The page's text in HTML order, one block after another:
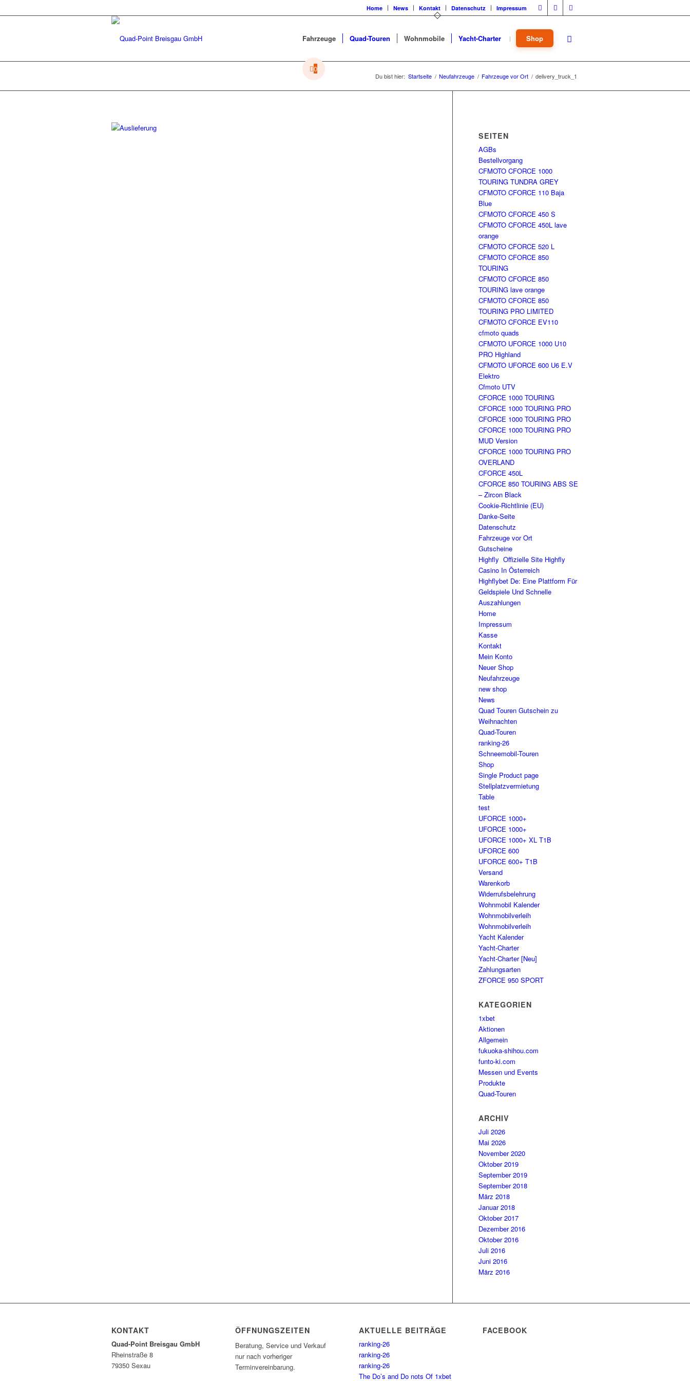
Home News Kontakt Datenschutz Impressum
Fahrzeuge Quad-Touren Wohnmobile Yacht-Charter Shop
0
Du bist hier: Startseite / Neufahrzeuge / Fahrzeuge vor Ort / delivery_truck_1
SEITEN
AGBs
Bestellvorgang
CFMOTO CFORCE 1000
TOURING TUNDRA GREY
CFMOTO CFORCE 110 Baja
Blue
CFMOTO CFORCE 450 S
CFMOTO CFORCE 450L lave
orange
CFMOTO CFORCE 520 L
CFMOTO CFORCE 850
TOURING
CFMOTO CFORCE 850
TOURING lave orange
CFMOTO CFORCE 850
TOURING PRO LIMITED
CFMOTO CFORCE EV110
cfmoto quads
CFMOTO UFORCE 1000 U10
PRO Highland
CFMOTO UFORCE 600 U6 E.V
Elektro
Cfmoto UTV
CFORCE 1000 TOURING
CFORCE 1000 TOURING PRO
CFORCE 1000 TOURING PRO
CFORCE 1000 TOURING PRO
MUD Version
CFORCE 1000 TOURING PRO
OVERLAND
CFORCE 450L
CFORCE 850 TOURING ABS SE
– Zircon Black
Cookie-Richtlinie (EU)
Danke-Seite
Datenschutz
Fahrzeuge vor Ort
Gutscheine
Highfly ️ Offizielle Site Highfly
Casino In Österreich
Highflybet De: Eine Plattform Für
Geldspiele Und Schnelle
Auszahlungen
Home
Impressum
Kasse
Kontakt
Mein Konto
Neuer Shop
Neufahrzeuge
new shop
News
Quad Touren Gutschein zu
Weihnachten
Quad-Touren
ranking-26
Schneemobil-Touren
Shop
Single Product page
Stellplatzvermietung
Table
test
UFORCE 1000+
UFORCE 1000+
UFORCE 1000+ XL T1B
UFORCE 600
UFORCE 600+ T1B
Versand
Warenkorb
Widerrufsbelehrung
Wohnmobil Kalender
Wohnmobilverleih
Wohnmobilverleih
Yacht Kalender
Yacht-Charter
Yacht-Charter [Neu]
Zahlungsarten
ZFORCE 950 SPORT
KATEGORIEN
1xbet
Aktionen
Allgemein
fukuoka-shihou.com
funto-ki.com
Messen und Events
Produkte
Quad-Touren
ARCHIV
Juli 2026
Mai 2026
November 2020
Oktober 2019
September 2019
September 2018
März 2018
Januar 2018
Oktober 2017
Dezember 2016
Oktober 2016
Juli 2016
Juni 2016
März 2016
KONTAKT
Quad-Point Breisgau GmbH
Rheinstraße 8
79350 Sexau
ÖFFNUNGSZEITEN
Beratung, Service und Verkauf
nur nach vorheriger
Terminvereinbarung.
AKTUELLE BEITRÄGE
ranking-26
ranking-26
ranking-26
The Do’s and Do nots Of 1xbet
FACEBOOK